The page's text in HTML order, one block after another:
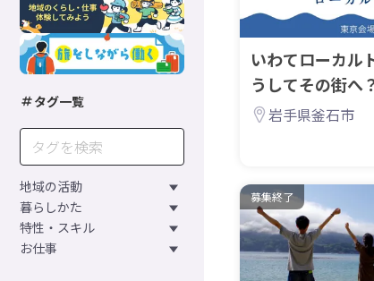
タグ一覧
地域の活動
暮らしかた
特性・スキル
お仕事
いわてローカル
うしてその街へ
こと～
岩手県釜石市
募集終了